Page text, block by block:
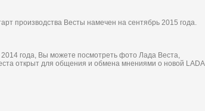
производства Весты намечен на сентябрь 2015 года.
года, Вы можете посмотреть фото Лада Веста,
открыт для общения и обмена мнениями о новой LADA